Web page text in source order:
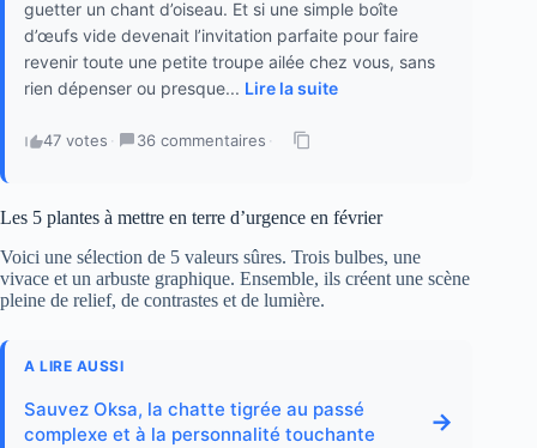
guetter un chant d’oiseau. Et si une simple boîte
d’œufs vide devenait l’invitation parfaite pour faire
revenir toute une petite troupe ailée chez vous, sans
rien dépenser ou presque... Lire la suite
47 votes · 36 commentaires ·
Les 5 plantes à mettre en terre d’urgence en février
Voici une sélection de 5 valeurs sûres. Trois bulbes, une
vivace et un arbuste graphique. Ensemble, ils créent une scène
pleine de relief, de contrastes et de lumière.
A LIRE AUSSI
Sauvez Oksa, la chatte tigrée au passé
complexe et à la personnalité touchante
→